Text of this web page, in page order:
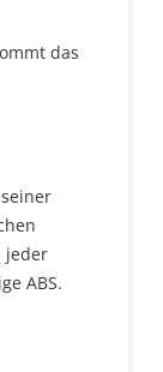
das
jeder
ABS.